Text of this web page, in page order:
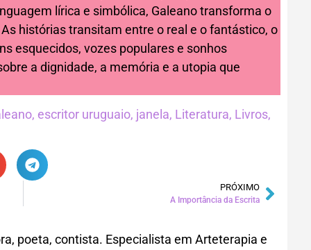
lírica e simbólica, Galeano transforma o
histórias transitam entre o real e o fantástico, o
esquecidos, vozes populares e sonhos
a dignidade, a memória e a utopia que
, escritor uruguaio, janela, Literatura, Livros,
PRÓXIMO
A Importância da Escrita
poeta, contista. Especialista em Arteterapia e